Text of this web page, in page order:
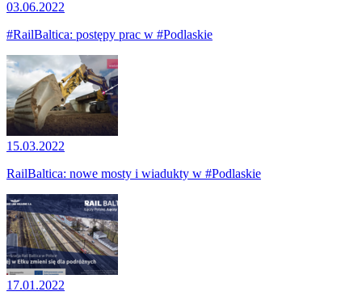
03.06.2022
#RailBaltica: postępy prac w #Podlaskie
15.03.2022
RailBaltica: nowe mosty i wiadukty w #Podlaskie
17.01.2022